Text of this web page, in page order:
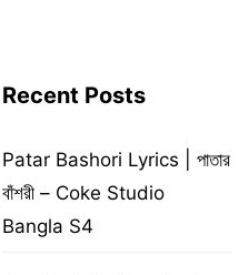
Recent Posts
Patar Bashori Lyrics | পাতার
বাঁশরী – Coke Studio
Bangla S4